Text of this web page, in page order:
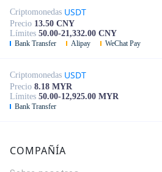
Criptomonedas USDT
Precio 13.50 CNY
Límites 50.00-21,332.00 CNY
Bank Transfer Alipay WeChat Pay
Criptomonedas USDT
Precio 8.18 MYR
Límites 50.00-12,925.00 MYR
Bank Transfer
COMPAÑÍA